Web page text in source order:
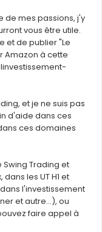
de mes passions, j'y
vous être utile.
et de publier "Le
Amazon à cette
et je ne suis pas
d'aide dans ces
ces domaines
Trading et
les UT H1 et
l'investissement
et autre...), ou
faire appel à